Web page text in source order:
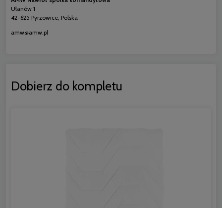
Ułanów 1
42-625 Pyrzowice, Polska
amw@amw.pl
Dobierz do kompletu